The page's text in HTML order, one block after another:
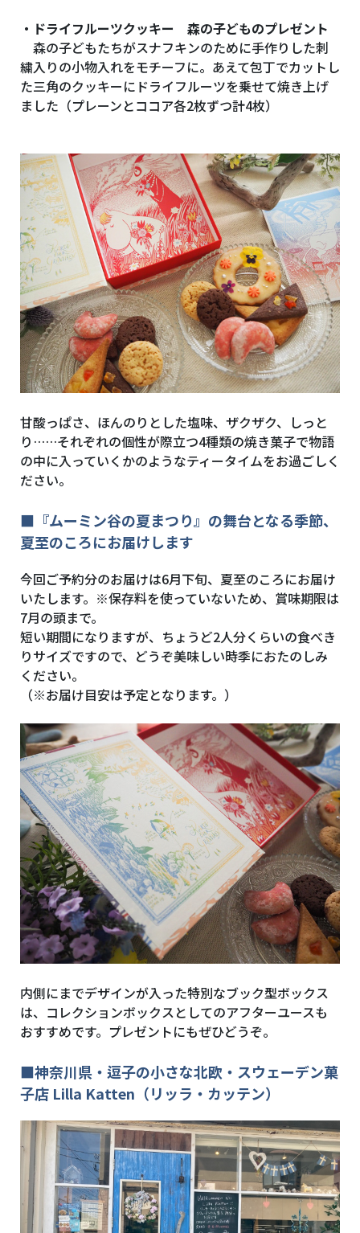
・ドライフルーツクッキー 森の子どものプレゼント
森の子どもたちがスナフキンのために手作りした刺
繍入りの小物入れをモチーフに。あえて包丁でカットし
た三角のクッキーにドライフルーツを乗せて焼き上げ
ました（プレーンとココア各2枚ずつ計4枚）
甘酸っぱさ、ほんのりとした塩味、ザクザク、しっと
り……それぞれの個性が際立つ4種類の焼き菓子で物語
の中に入っていくかのようなティータイムをお過ごしく
ださい。
■『ムーミン谷の夏まつり』の舞台となる季節、
夏至のころにお届けします
今回ご予約分のお届けは6月下旬、夏至のころにお届け
いたします。※保存料を使っていないため、賞味期限は
7月の頭まで。
短い期間になりますが、ちょうど2人分くらいの食べき
りサイズですので、どうぞ美味しい時季におたのしみ
ください。
（※お届け目安は予定となります。）
内側にまでデザインが入った特別なブック型ボックス
は、コレクションボックスとしてのアフターユースも
おすすめです。プレゼントにもぜひどうぞ。
■神奈川県・逗子の小さな北欧・スウェーデン菓
子店 Lilla Katten（リッラ・カッテン）